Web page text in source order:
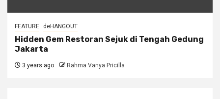
FEATURE deHANGOUT
Hidden Gem Restoran Sejuk di Tengah Gedung
Jakarta
3 years ago Rahma Vanya Pricilla